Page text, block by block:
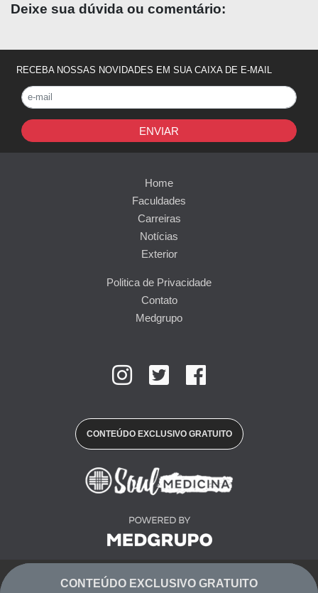
Deixe sua dúvida ou comentário:
CONTEÚDO EXCLUSIVO GRATUITO
RECEBA NOSSAS NOVIDADES EM SUA CAIXA DE E-MAIL
ENVIAR
Home
Faculdades
Carreiras
Notícias
Exterior
Politica de Privacidade
Contato
Medgrupo
CONTEÚDO EXCLUSIVO GRATUITO
© 2019 Copyright Soul Medicina